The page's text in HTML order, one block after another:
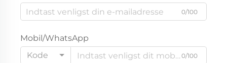
0/100
Mobil/WhatsApp
Kode
0/100